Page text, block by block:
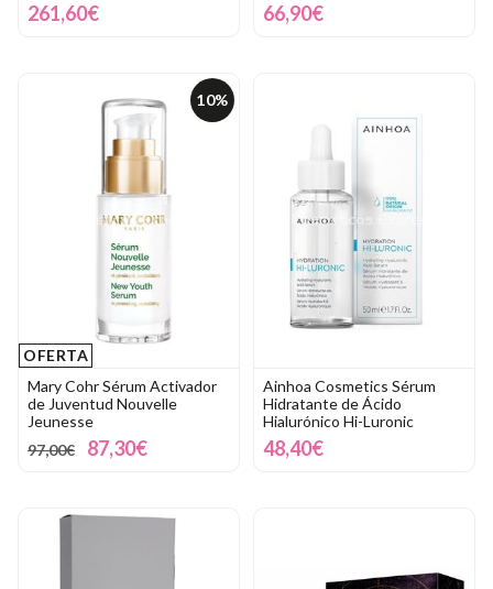
261,60€ 66,90€
10%
OFERTA
Mary Cohr Sérum Activador
de Juventud Nouvelle
Jeunesse
97,00€
87,30€
Ainhoa Cosmetics Sérum
Hidratante de Ácido
Hialurónico Hi-Luronic
48,40€